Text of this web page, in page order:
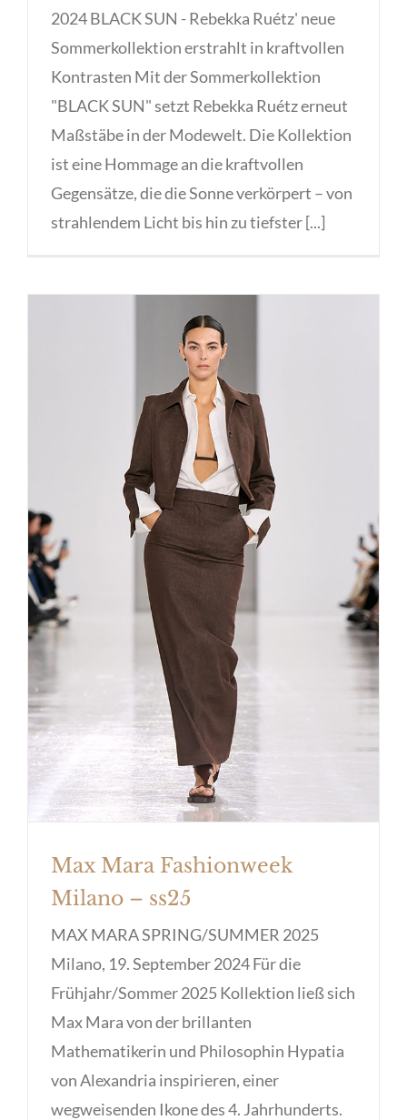
2024 BLACK SUN - Rebekka Ruétz' neue
Sommerkollektion erstrahlt in kraftvollen
Kontrasten Mit der Sommerkollektion
"BLACK SUN" setzt Rebekka Ruétz erneut
Maßstäbe in der Modewelt. Die Kollektion
ist eine Hommage an die kraftvollen
Gegensätze, die die Sonne verkörpert – von
strahlendem Licht bis hin zu tiefster [...]
Max Mara Fashionweek Milano –
Max Mara Fashionweek
Milano – ss25
MAX MARA SPRING/SUMMER 2025
Milano, 19. September 2024 Für die
Frühjahr/Sommer 2025 Kollektion ließ sich
Max Mara von der brillanten
Mathematikerin und Philosophin Hypatia
von Alexandria inspirieren, einer
wegweisenden Ikone des 4. Jahrhunderts.